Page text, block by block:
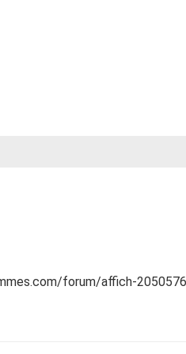
forum/affich-